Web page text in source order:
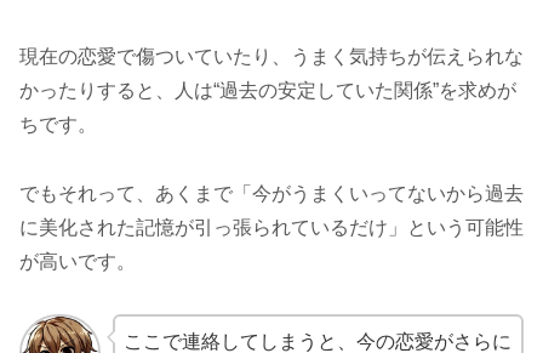
現在の恋愛で傷ついていたり、うまく気持ちが伝えられな
かったりすると、人は“過去の安定していた関係”を求めが
ちです。
でもそれって、あくまで「今がうまくいってないから過去
に美化された記憶が引っ張られているだけ」という可能性
が高いです。
ここで連絡してしまうと、今の恋愛がさらに